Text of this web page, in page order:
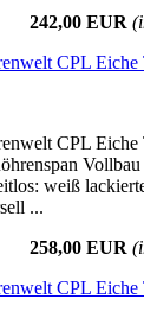
242,00 EUR
CPL Eiche
CPL
weiß
...
258,00 EUR
CPL Eiche